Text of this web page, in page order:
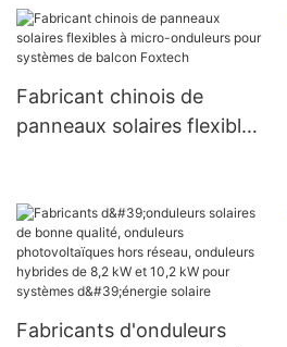
100 W, avec LED intégrée
Fabricant chinois de
panneaux solaires flexibles
Foxtech
Fabricants d'onduleurs